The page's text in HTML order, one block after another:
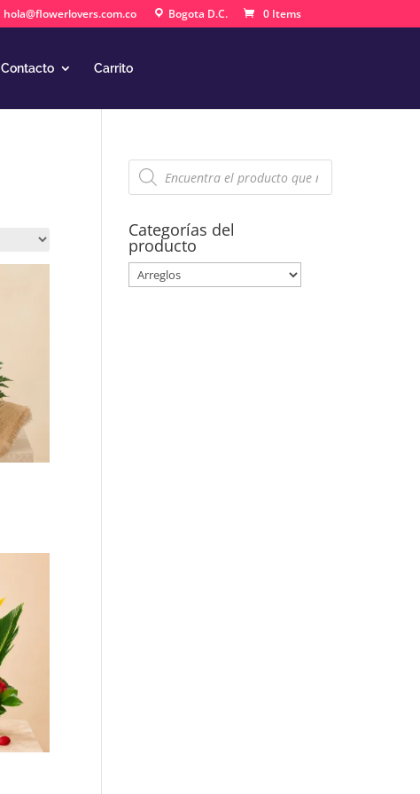
hola@flowerlovers.com.co Bogota D.C. 0 Items
Contacto Carrito
Búsqueda
de
productos
Categorías del
producto